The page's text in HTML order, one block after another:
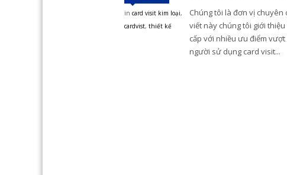
in card visit kim loại,
cardvist, thiết kế
Chúng tôi là đơn vị chuyên
viết này chúng tôi giới
cấp với nhiều ưu điểm
người sử dụng card visit...